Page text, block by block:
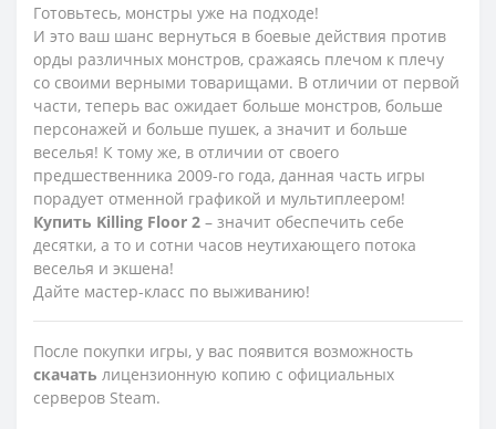
Готовьтесь, монстры уже на подходе!
И это ваш шанс вернуться в боевые действия против
орды различных монстров, сражаясь плечом к плечу
со своими верными товарищами. В отличии от первой
части, теперь вас ожидает больше монстров, больше
персонажей и больше пушек, а значит и больше
веселья! К тому же, в отличии от своего
предшественника 2009-го года, данная часть игры
порадует отменной графикой и мультиплеером!
Купить Killing Floor 2 – значит обеспечить себе
десятки, а то и сотни часов неутихающего потока
веселья и экшена!
Дайте мастер-класс по выживанию!
После покупки игры, у вас появится возможность
скачать лицензионную копию с официальных
серверов Steam.